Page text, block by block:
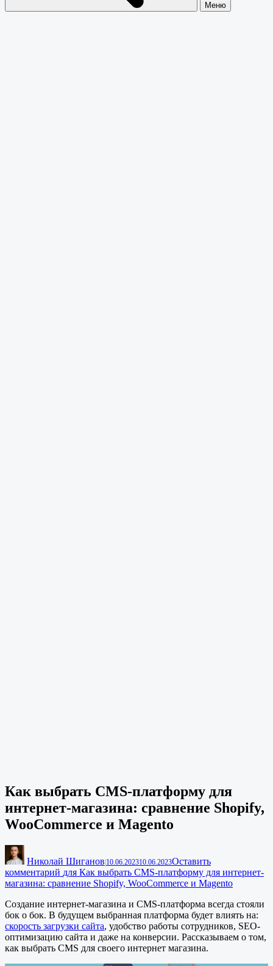
Меню
Как выбрать CMS-платформу для
интернет-магазина: сравнение Shopify,
WooCommerce и Magento
Николай Шиганов|10.06.202310.06.2023Оставить
комментарий для Как выбрать CMS-платформу для интернет-
магазина: сравнение Shopify, WooCommerce и Magento
Создание интернет-магазина и CMS-платформа всегда стояли
бок о бок. В будущем выбранная платформа будет влиять на:
скорость загрузки сайта, удобство работы сотрудников, SEO-
оптимизацию сайта и даже на конверсии. Рассказываем о том,
как выбрать CMS для своего интернет магазина.